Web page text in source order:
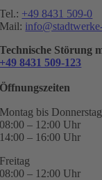
Tel.: +49 8431 509-0
Mail:
Technische Störung
+49 8431 509-123
Öffnungszeiten
Montag bis Donnerstag
08:00 – 12:00 Uhr
14:00 – 16:00 Uhr
Freitag
08:00 – 12:00 Uhr